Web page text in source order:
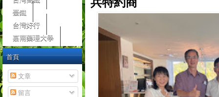
臺鐵
台灣好行
嘉南藥理大學
首頁
文章
留言